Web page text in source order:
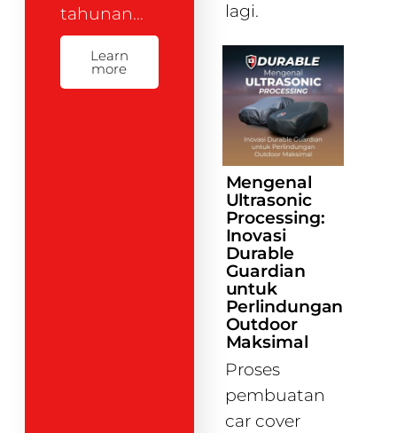
tahunan…
Learn
more
lagi.
Mengenal
Ultrasonic
Processing:
Inovasi
Durable
Guardian
untuk
Perlindungan
Outdoor
Maksimal
Proses
pembuatan
car cover